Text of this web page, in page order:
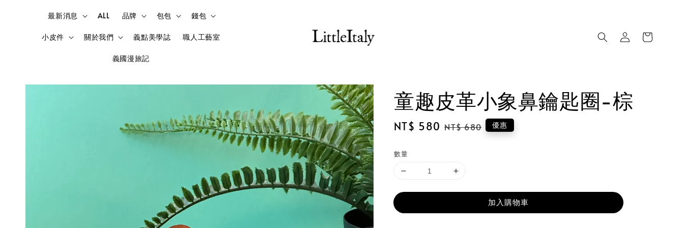
最新消息 ALL 品牌 包包 錢包
小皮件 關於我們 義點美學誌 職人工藝室
義國漫旅記
童趣皮革小象鼻鑰匙圈-棕
Sale
NT$ 580 Regular
NT$ 680 優惠
數量
加入購物車